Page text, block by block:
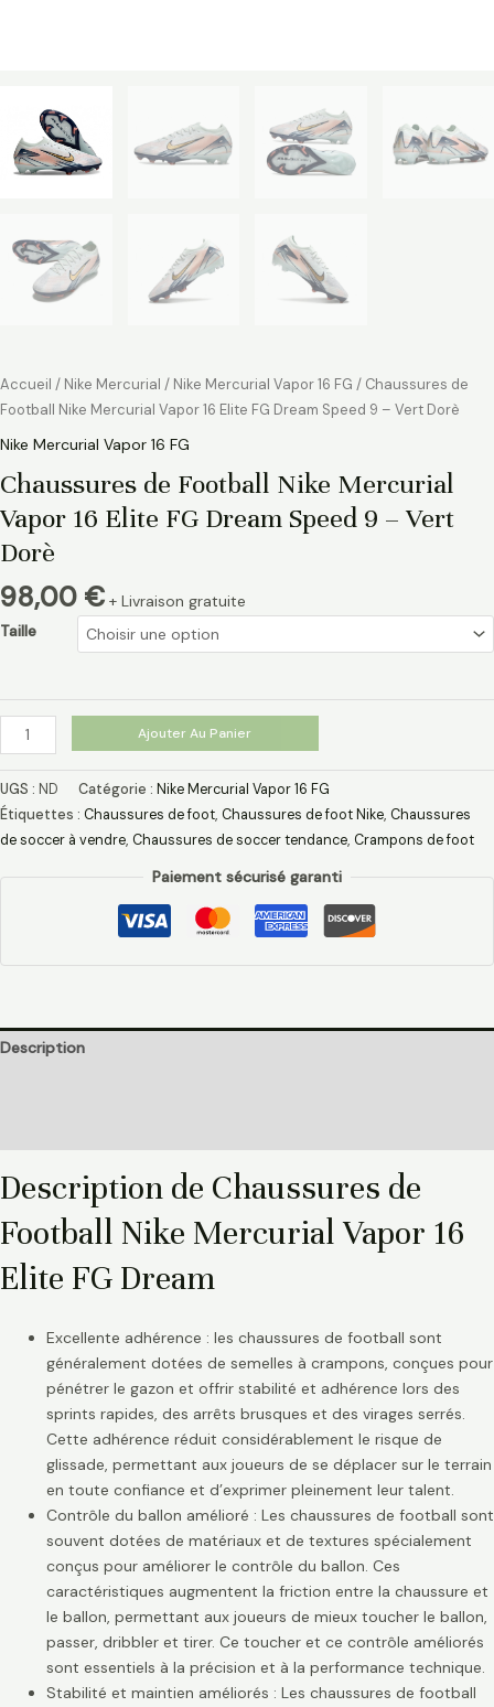
Accueil / Nike Mercurial / Nike Mercurial Vapor 16 FG / Chaussures de
Football Nike Mercurial Vapor 16 Elite FG Dream Speed 9 – Vert Dorè
Nike Mercurial Vapor 16 FG
Chaussures de Football Nike Mercurial
Vapor 16 Elite FG Dream Speed 9 – Vert
Dorè
98,00 € + Livraison gratuite
Taille
Ajouter Au Panier
UGS : ND Catégorie : Nike Mercurial Vapor 16 FG
Étiquettes : Chaussures de foot, Chaussures de foot Nike, Chaussures
de soccer à vendre, Chaussures de soccer tendance, Crampons de foot
Paiement sécurisé garanti
Description
Description de Chaussures de
Football Nike Mercurial Vapor 16
Elite FG Dream
Excellente adhérence : les chaussures de football sont
généralement dotées de semelles à crampons, conçues pour
pénétrer le gazon et offrir stabilité et adhérence lors des
sprints rapides, des arrêts brusques et des virages serrés.
Cette adhérence réduit considérablement le risque de
glissade, permettant aux joueurs de se déplacer sur le terrain
en toute confiance et d’exprimer pleinement leur talent.
Contrôle du ballon amélioré : Les chaussures de football sont
souvent dotées de matériaux et de textures spécialement
conçus pour améliorer le contrôle du ballon. Ces
caractéristiques augmentent la friction entre la chaussure et
le ballon, permettant aux joueurs de mieux toucher le ballon,
passer, dribbler et tirer. Ce toucher et ce contrôle améliorés
sont essentiels à la précision et à la performance technique.
Stabilité et maintien améliorés : Les chaussures de football